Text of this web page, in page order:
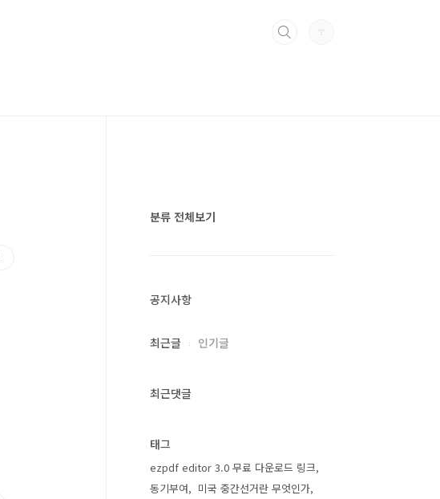
분류 전체보기
공지사항
최근글 인기글
최근댓글
태그
ezpdf editor 3.0 무료 다운로드 링크
동기부여
미국 중간선거란 무엇인가